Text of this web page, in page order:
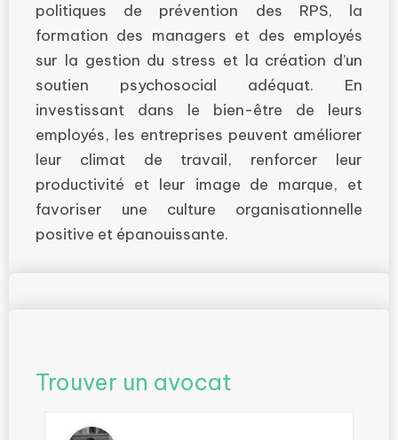
politiques de prévention des RPS, la
formation des managers et des employés
sur la gestion du stress et la création d’un
soutien psychosocial adéquat. En
investissant dans le bien-être de leurs
employés, les entreprises peuvent améliorer
leur climat de travail, renforcer leur
productivité et leur image de marque, et
favoriser une culture organisationnelle
positive et épanouissante.
Trouver un avocat